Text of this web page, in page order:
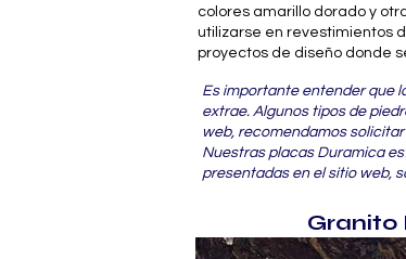
colores amarillo dorado y
utilizarse en revestimientos
proyectos de diseño donde
Es importante entender que
extrae. Algunos tipos de
web, recomendamos
Nuestras placas Duramica
presentadas en el sitio web,
Granito